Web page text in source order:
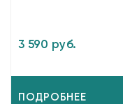
3 590 руб.
ПОДРОБНЕЕ